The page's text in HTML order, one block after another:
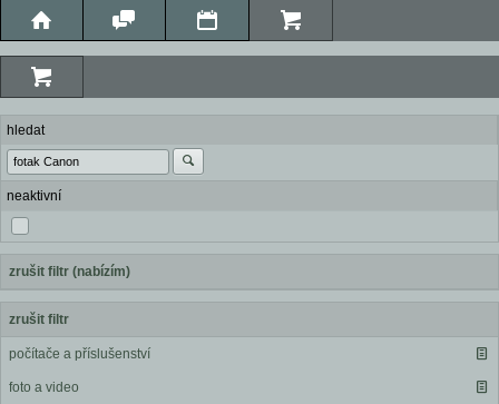
hledat
neaktivní
zrušit filtr (nabízím)
zrušit filtr
počítače a příslušenství
foto a video